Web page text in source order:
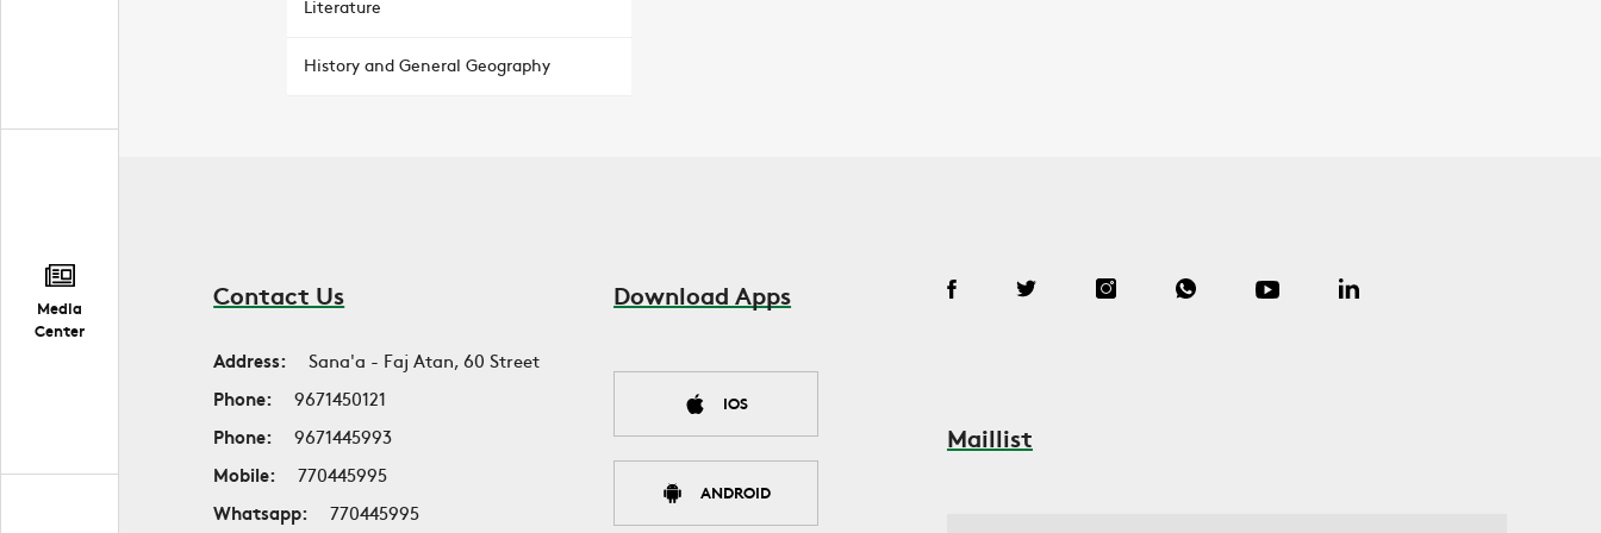
Media
Center
Literature
History and General Geography
Contact Us
Address:
Sana'a - Faj Atan, 60 Street
Phone:
9671450121
Phone:
9671445993
Mobile:
770445995
Whatsapp:
770445995
Download Apps
IOS
ANDROID
Maillist